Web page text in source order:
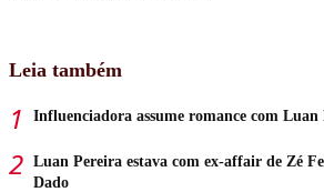
Leia também
Influenciadora assume romance com
Luan Pereira estava com ex-affair de Zé
Dado